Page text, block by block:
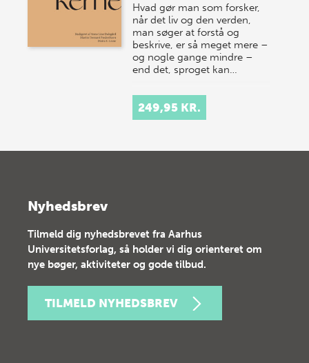
Hvad gør man som forsker,
når det liv og den verden,
man søger at forstå og
beskrive, er så meget mere –
og nogle gange mindre –
end det, sproget kan…
249,95 KR.
Nyhedsbrev
Tilmeld dig nyhedsbrevet fra Aarhus
Universitetsforlag, så holder vi dig orienteret om
nye bøger, aktiviteter og gode tilbud.
TILMELD NYHEDSBREV